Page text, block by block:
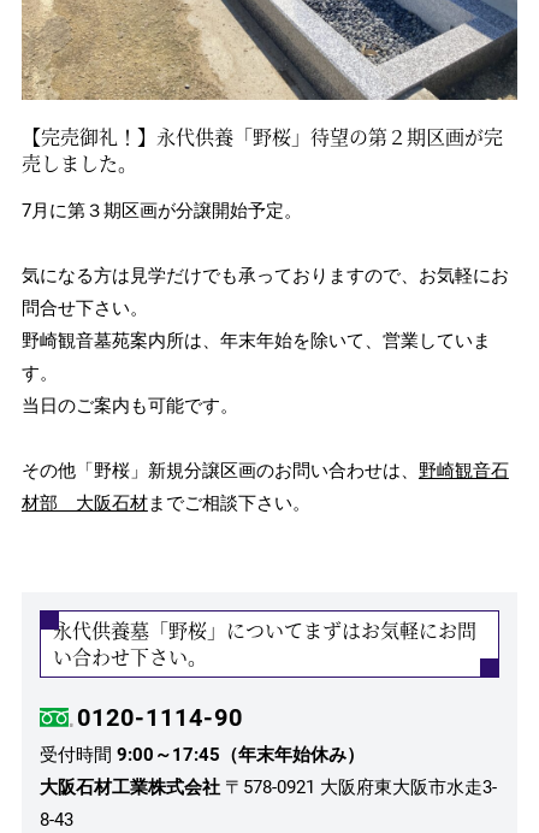
【完売御礼！】永代供養「野桜」待望の第２期区画が完
売しました。
7月に第３期区画が分譲開始予定。
気になる方は見学だけでも承っておりますので、お気軽にお
問合せ下さい。
野崎観音墓苑案内所は、年末年始を除いて、営業していま
す。
当日のご案内も可能です。
その他「野桜」新規分譲区画のお問い合わせは、 野崎観音石
材部 大阪石材までご相談下さい。
永代供養墓「野桜」についてまずはお気軽にお問
い合わせ下さい。
0120-1114-90
受付時間 9:00～17:45（年末年始休み）
大阪石材工業株式会社〒578-0921 大阪府東大阪市水走3-
8-43